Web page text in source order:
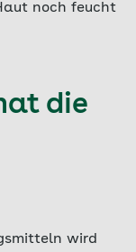
noch feucht
die
wird